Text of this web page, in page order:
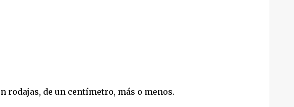
rodajas, de un centímetro, más o menos.